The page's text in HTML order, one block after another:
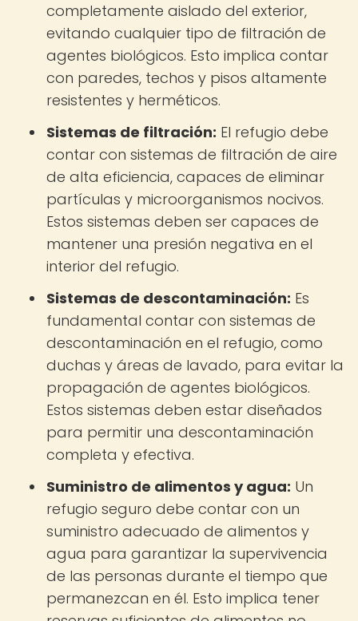
completamente aislado del exterior,
evitando cualquier tipo de filtración de
agentes biológicos. Esto implica contar
con paredes, techos y pisos altamente
resistentes y herméticos.
Sistemas de filtración: El refugio debe
contar con sistemas de filtración de aire
de alta eficiencia, capaces de eliminar
partículas y microorganismos nocivos.
Estos sistemas deben ser capaces de
mantener una presión negativa en el
interior del refugio.
Sistemas de descontaminación: Es
fundamental contar con sistemas de
descontaminación en el refugio, como
duchas y áreas de lavado, para evitar la
propagación de agentes biológicos.
Estos sistemas deben estar diseñados
para permitir una descontaminación
completa y efectiva.
Suministro de alimentos y agua: Un
refugio seguro debe contar con un
suministro adecuado de alimentos y
agua para garantizar la supervivencia
de las personas durante el tiempo que
permanezcan en él. Esto implica tener